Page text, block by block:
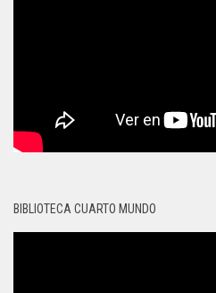
BIBLIOTECA CUARTO MUNDO